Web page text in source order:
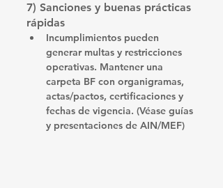
7) Sanciones y buenas prácticas
rápidas
Incumplimientos pueden
generar multas y restricciones
operativas. Mantener una
carpeta BF con organigramas,
actas/pactos, certificaciones y
fechas de vigencia. (Véase guías
y presentaciones de AIN/MEF)